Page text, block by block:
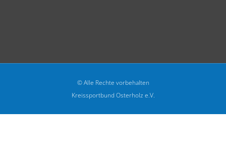
© Alle Rechte vorbehalten
Kreissportbund Osterholz e.V.